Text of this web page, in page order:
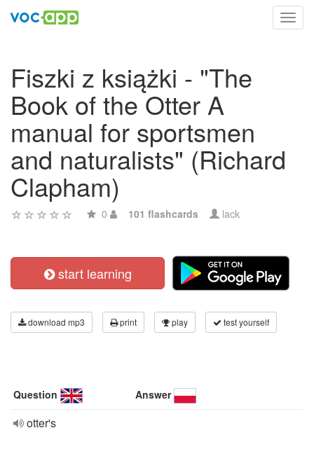
Fiszki z książki - "The
Book of the Otter A
manual for sportsmen
and naturalists" (Richard
Clapham)
0 101 flashcards lack
start learning
download mp3 print play test yourself
Question Answer
otter's